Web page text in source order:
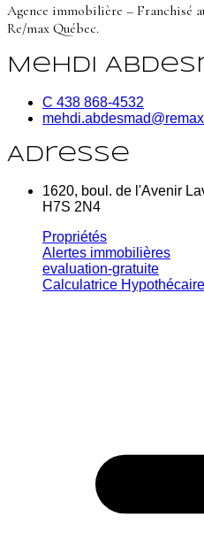
Agence immobilière – Franchisé
Re/max Québec.
Mehdi
C 438 868-4532
Adresse
1620, boul. de l'Avenir
H7S 2N4
Propriétés
Alertes immobilières
evaluation-gratuite
Calculatrice Hypothécaire